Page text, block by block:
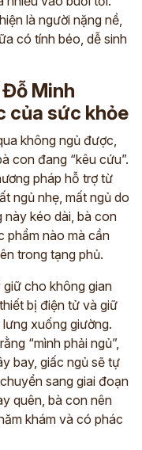
là người nặng nề,
có tính béo, dễ sinh
Minh
của sức khỏe
không ngủ được,
con đang “kêu cứu”.
pháp hỗ trợ từ
ngủ nhẹ, mất ngủ do
này kéo dài, bà con
phẩm nào mà cần
trong tạng phủ.
cho không gian
bị điện tử và giữ
xuống giường.
“mình phải ngủ”,
bay, giấc ngủ sẽ tự
sang giai đoạn
quên, bà con nên
khám và có phác